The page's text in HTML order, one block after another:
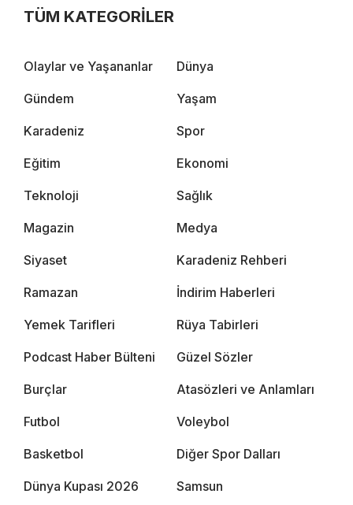
TÜM KATEGORİLER
Olaylar ve Yaşananlar Dünya
Gündem Yaşam
Karadeniz Spor
Eğitim Ekonomi
Teknoloji Sağlık
Magazin Medya
Siyaset Karadeniz Rehberi
Ramazan İndirim Haberleri
Yemek Tarifleri Rüya Tabirleri
Podcast Haber Bülteni Güzel Sözler
Burçlar Atasözleri ve Anlamları
Futbol Voleybol
Basketbol Diğer Spor Dalları
Dünya Kupası 2026 Samsun